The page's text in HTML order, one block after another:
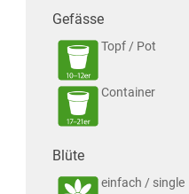
Gefässe
Topf / Pot
Container
Blüte
einfach / single